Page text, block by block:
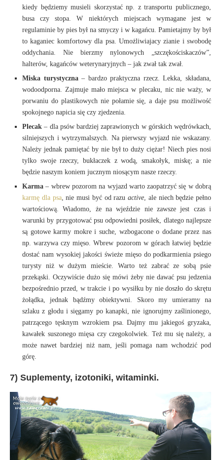
kiedy będziemy musieli skorzystać np. z transportu publicznego,
busa czy stopa. W niektórych miejscach wymagane jest w
regulaminie by pies był na smyczy i w kagańcu. Pamietajmy by był
to kaganiec komfortowy dla psa. Umożliwiajacy zianie i swobodę
oddychania. Nie bierzmy nylonowych „szczękościskaczów”,
halterów, kagańców weterynaryjnych – jak zwał tak zwał.
Miska turystyczna– bardzo praktyczna rzecz. Lekka, składana,
wodoodporna. Zajmuje mało miejsca w plecaku, nic nie waży, w
porwaniu do plastikowych nie połamie się, a daje psu możliwość
spokojnego napicia się czy zjedzenia.
Plecak – dla psów bardziej zaprawionych w górskich wędrówkach,
silniejszych i wytrzymalszych. Na pierwszy wyjazd nie wskazany.
Należy jednak pamiętać by nie był to duży ciężar! Niech pies nosi
tylko swoje rzeczy, bukłaczek z wodą, smakołyk, miskę; a nie
będzie naszym koniem jucznym niosącym nasze rzeczy.
Karma – wbrew pozorom na wyjazd warto zaopatrzyć się w dobrą
karmę dla psa, nie musi być od razu active, ale niech będzie pełno
wartościową. Wiadomo, że na wjeździe nie zawsze jest czas i
warunki by przygotować psu odpowiedni posiłek, dlatego najlepsze
są gotowe karmy mokre i suche, wzbogacone o dodane przez nas
np. warzywa czy mięso. Wbrew pozorom w górach łatwiej będzie
dostać nam wysokiej jakości świeże mięso do podkarmienia psiego
turysty niż w dużym mieście. Warto też zabrać ze sobą psie
przekąski. Oczywiście dużo się mówi żeby nie dawać psu jedzenia
bezpośrednio przed, w trakcie i po wysiłku by nie doszło do skrętu
żołądka, jednak bądźmy obiektywni. Skoro my umieramy na
szlaku z głodu i sięgamy po kanapki, nie ignorujmy zaślinionego,
patrzącego tęsknym wzrokiem psa. Dajmy mu jakiegoś gryzaka,
kawałek suszonego mięsa czy czegokolwiek. Też mu się należy, a
może nawet bardziej niż nam, jeśli pomaga nam wchodzić pod
górę.
7) Suplementy, izotoniki, witaminki.